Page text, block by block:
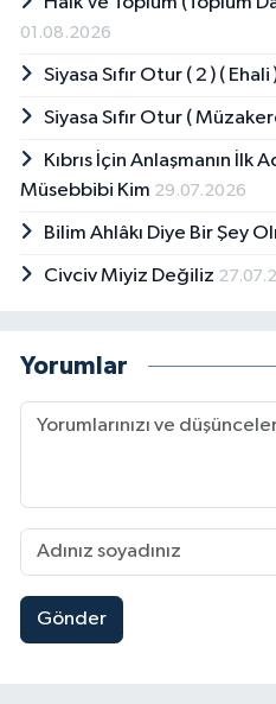
01.08.2026
Siyasa Sıfır Otur ( 2 ) ( Ehali
Siyasa Sıfır Otur (
Kıbrıs İçin Anlaşmanın İlk
Müsebbibi Kim 29.07.2026
Bilim Ahlâkı Diye Bir Şey
Civciv Miyiz Değiliz
Yorumlar
Gönder